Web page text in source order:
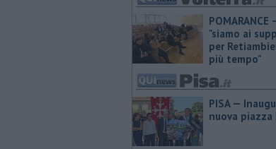
POMARANCE
"siamo ai
per
più tempo"
PISA —
nuova piazza